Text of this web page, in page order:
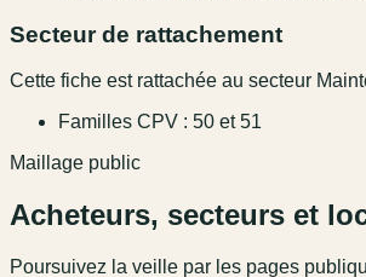
Secteur de rattachement
Cette fiche est rattachée au secteur
Familles CPV : 50 et 51
Maillage public
Acheteurs, secteurs et
Poursuivez la veille par les pages